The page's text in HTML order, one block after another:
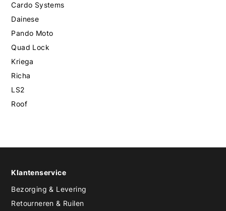
Cardo Systems
Dainese
Pando Moto
Quad Lock
Kriega
Richa
LS2
Roof
Klantenservice
Bezorging & Levering
Retourneren & Ruilen